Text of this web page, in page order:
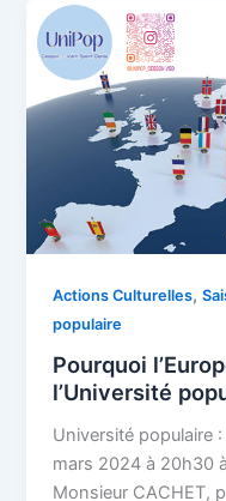
Actions Culturelles,
populaire
Pourquoi
l’Université
Université populaire :
mars 2024 à 20h30
Monsieur CACHET,